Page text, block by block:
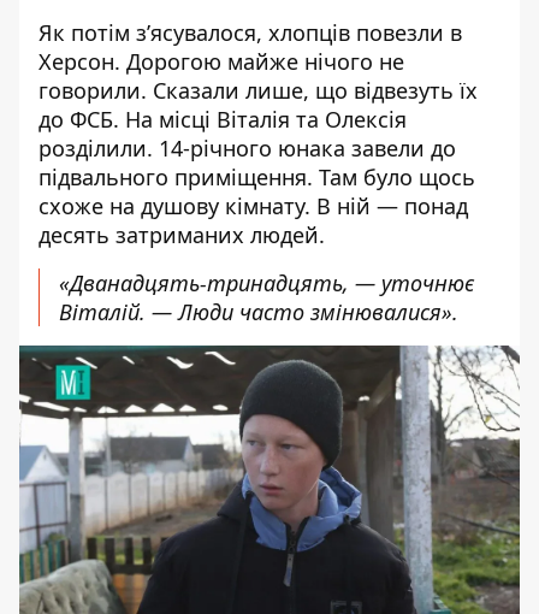
Як потім з’ясувалося, хлопців повезли в
Херсон. Дорогою майже нічого не
говорили. Сказали лише, що відвезуть їх
до ФСБ. На місці Віталія та Олексія
розділили. 14-річного юнака завели до
підвального приміщення. Там було щось
схоже на душову кімнату. В ній — понад
десять затриманих людей.
«Дванадцять-тринадцять, — уточнює
Віталій. — Люди часто змінювалися».